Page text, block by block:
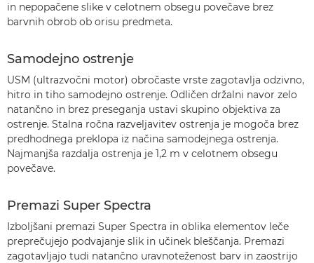
in nepopačene slike v celotnem obsegu povečave brez
barvnih obrob ob orisu predmeta.
Samodejno ostrenje
USM (ultrazvočni motor) obročaste vrste zagotavlja odzivno,
hitro in tiho samodejno ostrenje. Odličen držalni navor zelo
natančno in brez preseganja ustavi skupino objektiva za
ostrenje. Stalna ročna razveljavitev ostrenja je mogoča brez
predhodnega preklopa iz načina samodejnega ostrenja.
Najmanjša razdalja ostrenja je 1,2 m v celotnem obsegu
povečave.
Premazi Super Spectra
Izboljšani premazi Super Spectra in oblika elementov leče
preprečujejo podvajanje slik in učinek bleščanja. Premazi
zagotavljajo tudi natančno uravnoteženost barv in zaostrijo